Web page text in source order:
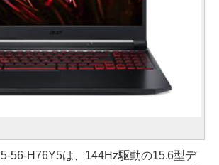
56-H76Y5は、144Hz駆動の15.6型デ